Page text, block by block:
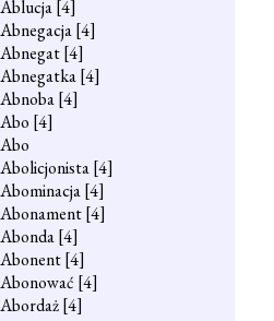
Ablucja[4]
Abnegacja[4]
Abnegat[4]
Abnegatka[4]
Abnoba[4]
Abo [4]
Abo
Abolicjonista[4]
Abominacja[4]
Abonament[4]
Abonda[4]
Abonent[4]
Abonować [4]
Abordaż[4]